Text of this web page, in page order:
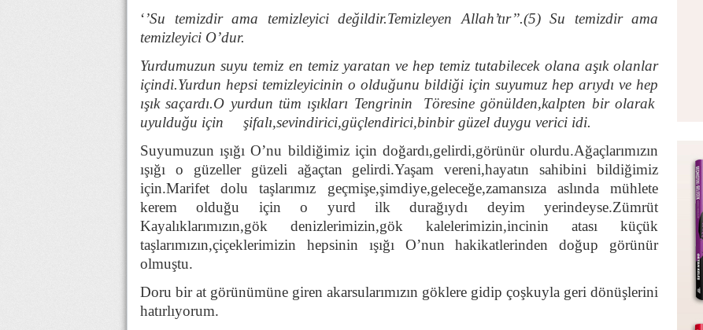
‘’Su temizdir ama temizleyici değildir.Temizleyen Allah’tır’’.(5) Su temizdir ama
temizleyici O’dur.
Yurdumuzun suyu temiz en temiz yaratan ve hep temiz tutabilecek olana aşık olanlar
içindi.Yurdun hepsi temizleyicinin o olduğunu bildiği için suyumuz hep arıydı ve hep
ışık saçardı.O yurdun tüm ışıkları Tengrinin Töresine gönülden,kalpten bir olarak
uyulduğu için şifalı,sevindirici,güçlendirici,binbir güzel duygu verici idi.
Suyumuzun ışığı O’nu bildiğimiz için doğardı,gelirdi,görünür olurdu.Ağaçlarımızın
ışığı o güzeller güzeli ağaçtan gelirdi.Yaşam vereni,hayatın sahibini bildiğimiz
için.Marifet dolu taşlarımız geçmişe,şimdiye,geleceğe,zamansıza aslında mühlete
kerem olduğu için o yurd ilk durağıydı deyim yerindeyse.Zümrüt
Kayalıklarımızın,gök denizlerimizin,gök kalelerimizin,incinin atası küçük
taşlarımızın,çiçeklerimizin hepsinin ışığı O’nun hakikatlerinden doğup görünür
olmuştu.
Doru bir at görünümüne giren akarsularımızın göklere gidip çoşkuyla geri dönüşlerini
hatırlıyorum.